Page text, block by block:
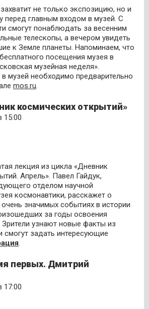
не только экспозицию, но и
перед главным входом в музей. С
смогут понаблюдать за весенним
телескопы, а вечером увидеть
к Земле планеты. Напоминаем, что
посещения музея в
музейная неделя».
музей необходимо предварительно
mos.ru.
космических открытий»
15:00
лекция из цикла «Дневник
Апрель». Павел Гайдук,
отделом научной
космонавтики, расскажет о
значимых событиях в истории
за годы освоения
узнают новые факты из
смогут задать интересующие
.
первых. Дмитрий
17:00